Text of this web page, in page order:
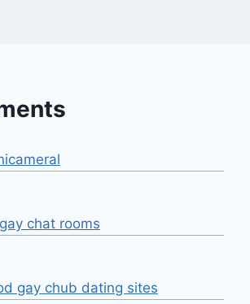
chat rooms
gay chub dating sites